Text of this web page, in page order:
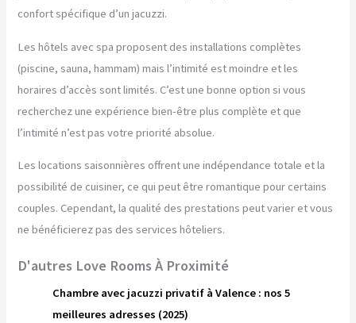
confort spécifique d’un jacuzzi.
Les hôtels avec spa proposent des installations complètes
(piscine, sauna, hammam) mais l’intimité est moindre et les
horaires d’accès sont limités. C’est une bonne option si vous
recherchez une expérience bien-être plus complète et que
l’intimité n’est pas votre priorité absolue.
Les locations saisonnières offrent une indépendance totale et la
possibilité de cuisiner, ce qui peut être romantique pour certains
couples. Cependant, la qualité des prestations peut varier et vous
ne bénéficierez pas des services hôteliers.
D'autres Love Rooms À Proximité
Chambre avec jacuzzi privatif à Valence : nos 5
meilleures adresses (2025)